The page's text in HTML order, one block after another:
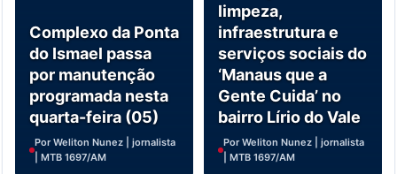
Complexo da Ponta
do Ismael passa
por manutenção
programada nesta
quarta-feira (05)
Por Weliton Nunez | jornalista
| MTB 1697/AM
limpeza,
infraestrutura e
serviços sociais do
‘Manaus que a
Gente Cuida’ no
bairro Lírio do Vale
Por Weliton Nunez | jornalista
| MTB 1697/AM